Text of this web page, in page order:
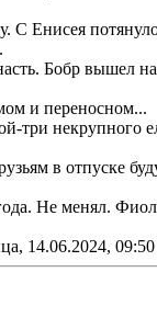
С Енисея
Бобр вышел
и переносном...
три некрупного
в отпуске
Не менял.
14.06.2024, 09:50